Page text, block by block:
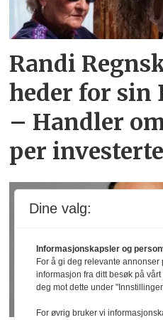
Randi
heder for sin
– Handler
per
Dine valg:
Informasjonskapsler og
For å gi deg relevante annonser
informasjon fra ditt besøk på
deg mot dette under
For øvrig bruker vi